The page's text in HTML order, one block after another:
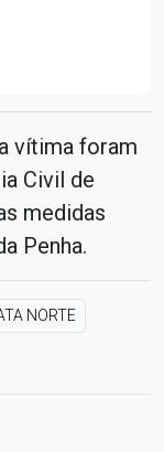
vítima foram
Civil de
medidas
Penha.
NORTE